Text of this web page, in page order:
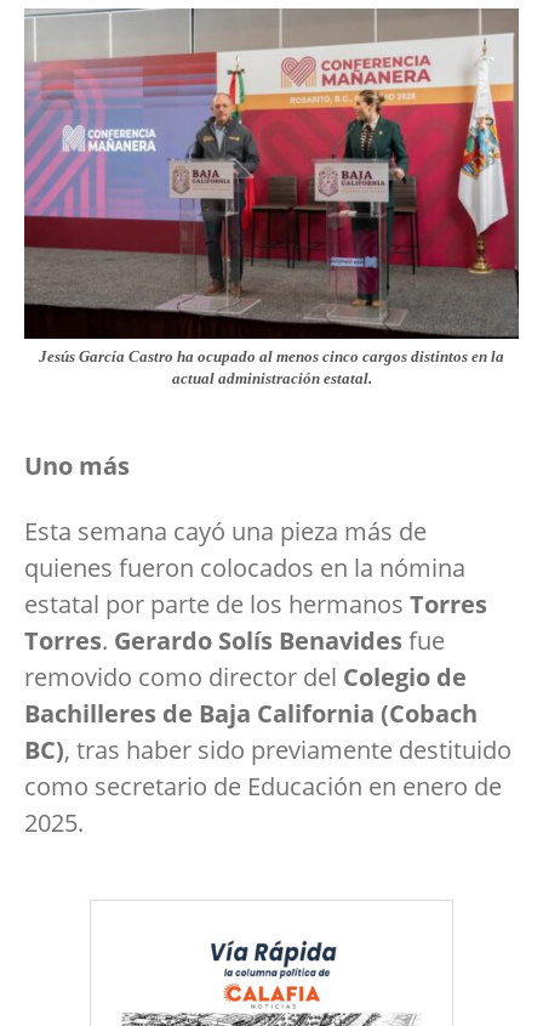
Jesús García Castro ha ocupado al menos cinco cargos distintos en la
actual administración estatal.
Uno más
Esta semana cayó una pieza más de
quienes fueron colocados en la nómina
estatal por parte de los hermanos Torres
Torres. Gerardo Solís Benavides fue
removido como director del Colegio de
Bachilleres de Baja California (Cobach
BC), tras haber sido previamente destituido
como secretario de Educación en enero de
2025.